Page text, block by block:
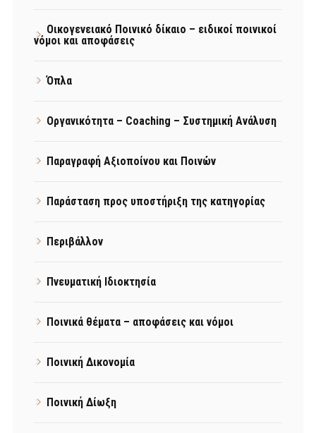
Οικογενειακό Ποινικό δίκαιο – ειδικοί ποινικοί
νόμοι και αποφάσεις
Όπλα
Οργανικότητα – Coaching – Συστημική Ανάλυση
Παραγραφή Αξιοποίνου και Ποινών
Παράσταση προς υποστήριξη της κατηγορίας
Περιβάλλον
Πνευματική Ιδιοκτησία
Ποινικά θέματα – αποφάσεις και νόμοι
Ποινική Δικονομία
Ποινική Δίωξη